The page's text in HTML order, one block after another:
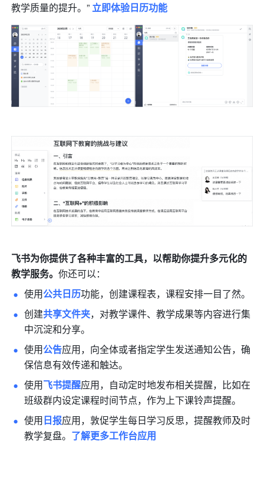
教学质量的提升。” 立即体验日历功能
飞书为你提供了各种丰富的工具，以帮助你提升多元化的
教学服务。你还可以：
使用公共日历功能，创建课程表，课程安排一目了然。
创建共享文件夹，对教学课件、教学成果等内容进行集
中沉淀和分享。
使用公告应用，向全体或者指定学生发送通知公告，确
保信息有效传递和触达。
使用飞书提醒应用，自动定时地发布相关提醒，比如在
班级群内设定课程时间节点，作为上下课铃声提醒。
使用日报应用，敦促学生每日学习反思，提醒教师及时
教学复盘。 了解更多工作台应用